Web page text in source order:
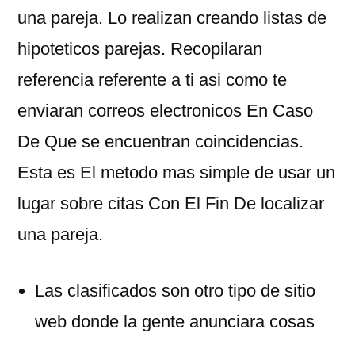
una pareja. Lo realizan creando listas de
hipoteticos parejas. Recopilaran
referencia referente a ti asi­ como te
enviaran correos electronicos En Caso
De Que se encuentran coincidencias.
Esta es El metodo mas simple de usar un
lugar sobre citas Con El Fin De localizar
una pareja.
Las clasificados son otro tipo de sitio
web donde la gente anunciara cosas